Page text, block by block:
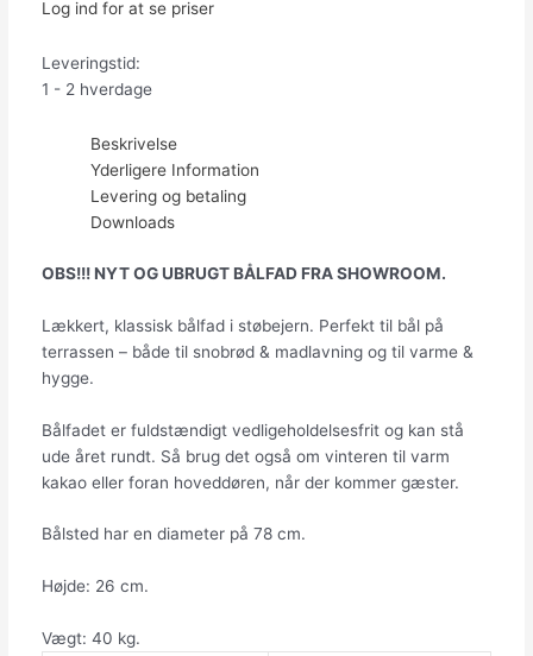
Log ind for at se priser
Leveringstid:
1 - 2 hverdage
Beskrivelse
Yderligere Information
Levering og betaling
Downloads
OBS!!! NYT OG UBRUGT BÅLFAD FRA SHOWROOM.
Lækkert, klassisk bålfad i støbejern. Perfekt til bål på
terrassen – både til snobrød & madlavning og til varme &
hygge.
Bålfadet er fuldstændigt vedligeholdelsesfrit og kan stå
ude året rundt. Så brug det også om vinteren til varm
kakao eller foran hoveddøren, når der kommer gæster.
Bålsted har en diameter på 78 cm.
Højde: 26 cm.
Vægt: 40 kg.